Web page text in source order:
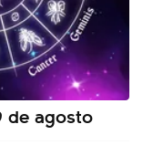
de agosto